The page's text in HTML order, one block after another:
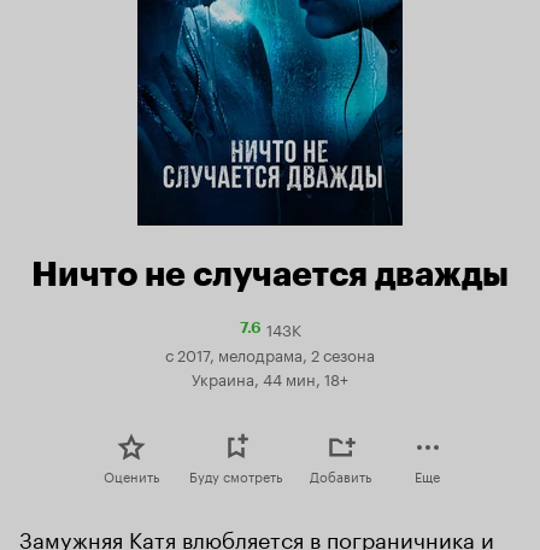
Ничто не случается дважды
7.6Рейтинг
Кинопоиска
7.6
143K
с 2017, мелодрама, 2 сезона
Украина, 44 мин, 18+
Оценить Буду смотреть Добавить Еще
Замужняя Катя влюбляется в пограничника и